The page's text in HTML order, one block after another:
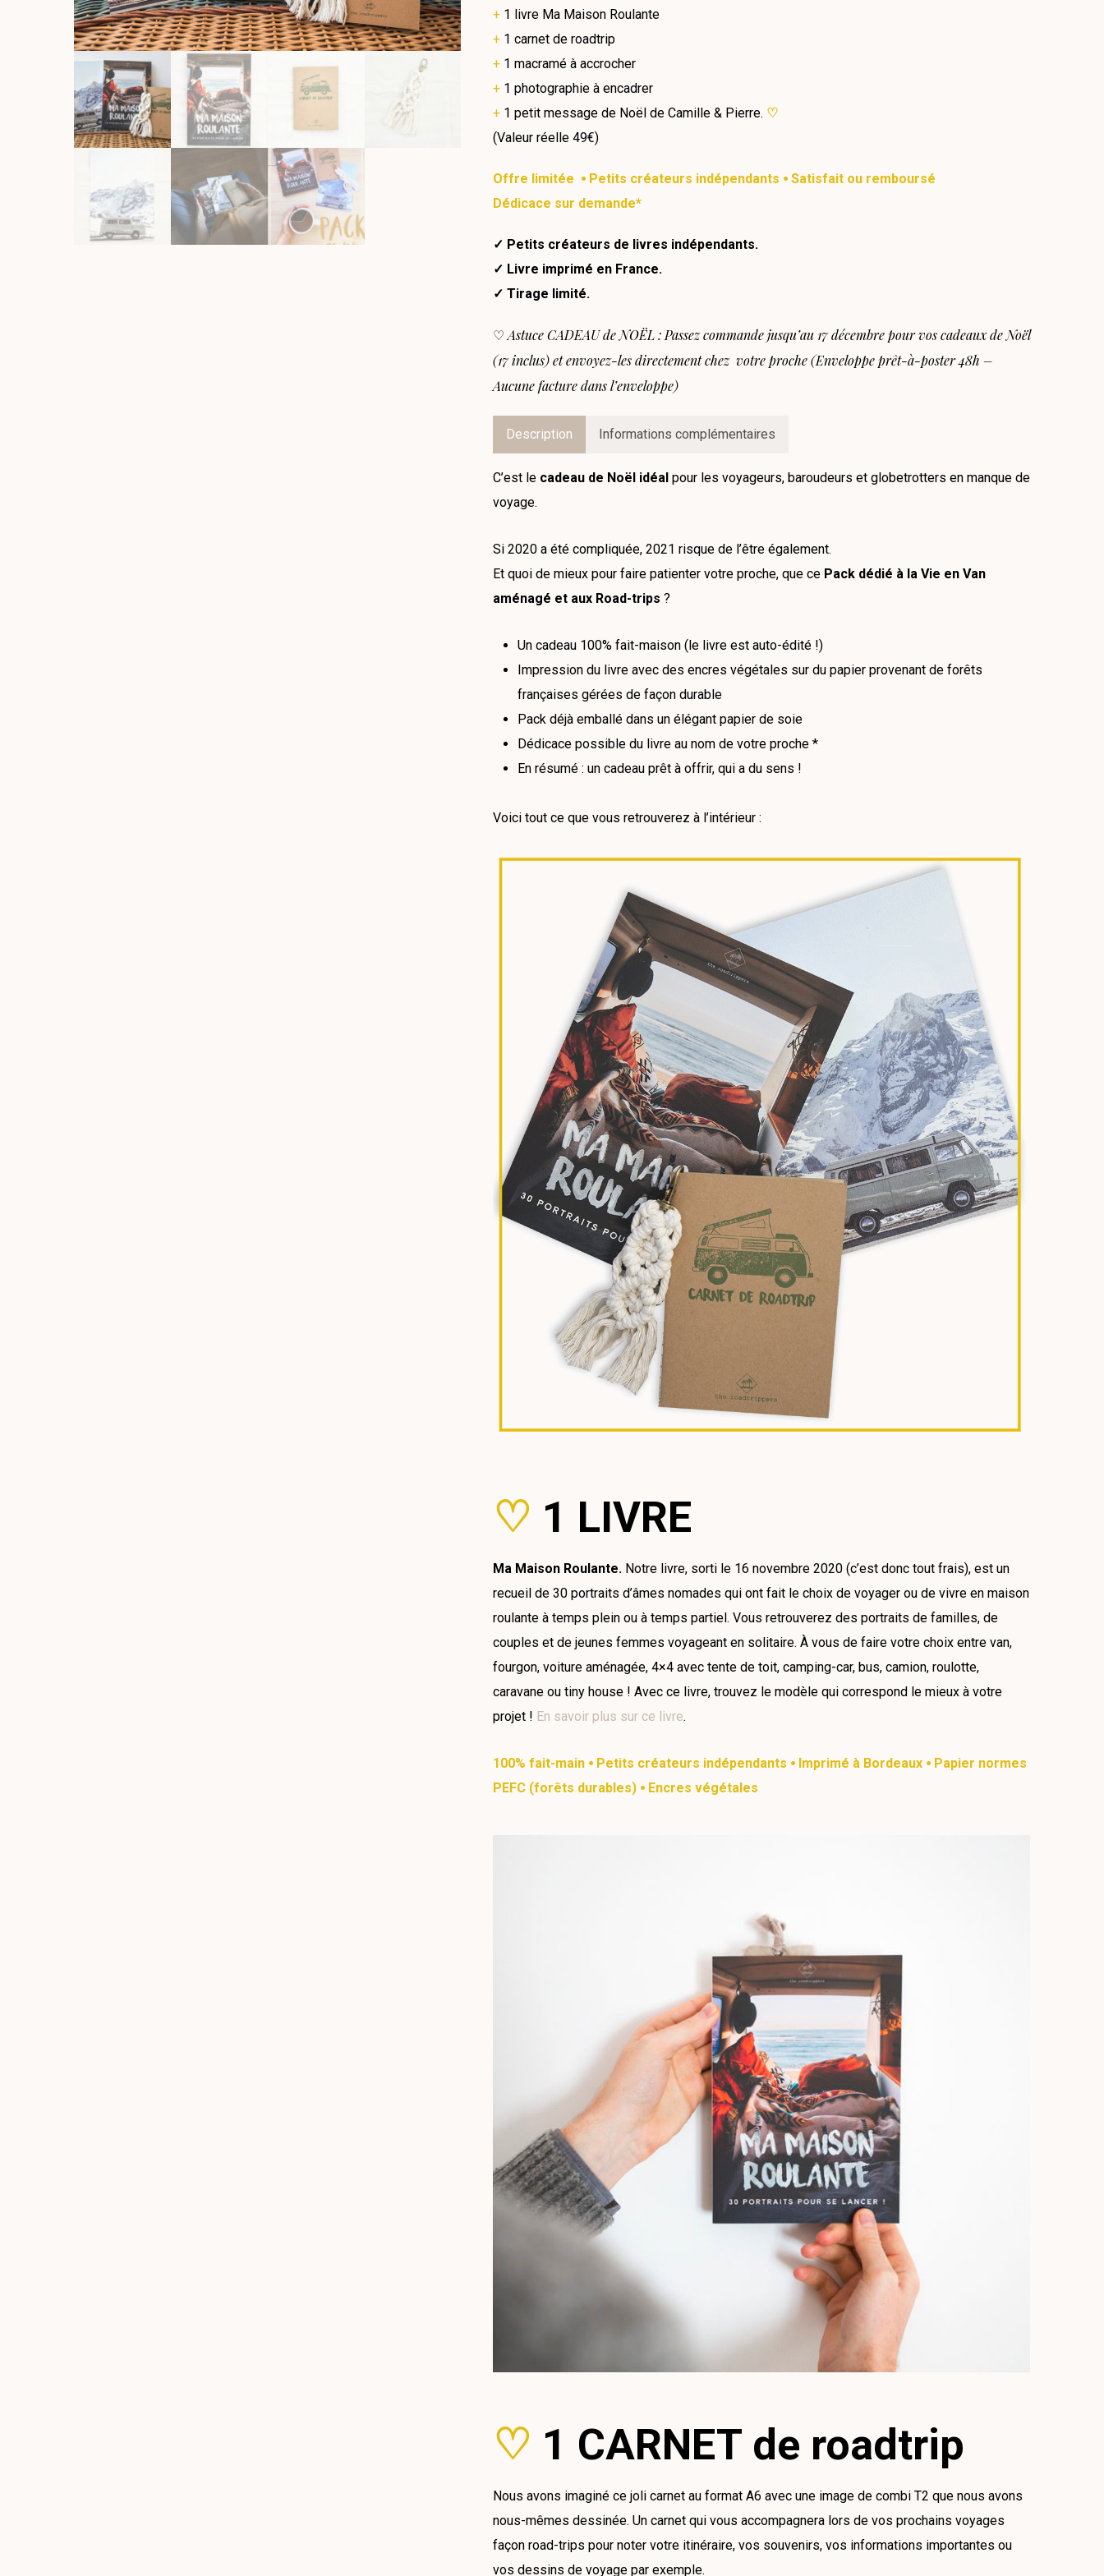
+ 1 livre Ma Maison Roulante
+1 carnet de roadtrip
+1 macramé à accrocher
+1 photographie à encadrer
+ 1 petit message de Noël de Camille & Pierre. ♡
(Valeur réelle 49€)
Offre limitée ⦁ Petits créateurs indépendants ⦁ Satisfait ou remboursé
Dédicace sur demande*
✓ Petits créateurs de livres indépendants.
✓ Livre imprimé en France.
✓ Tirage limité.
♡ Astuce CADEAU de NOËL : Passez commande jusqu’au 17 décembre pour vos cadeaux de Noël
(17 inclus) et envoyez-les directement chez votre proche (Enveloppe prêt-à-poster 48h –
Aucune facture dans l’enveloppe)
Description Informations complémentaires
C’est le cadeau de Noël idéalpour les voyageurs, baroudeurs et globetrotters en manque de
voyage.
Si 2020 a été compliquée, 2021 risque de l’être également.
Et quoi de mieux pour faire patienter votre proche, que ce Pack dédié à la Vie en Van
aménagé et aux Road-trips ?
Un cadeau 100% fait-maison (le livre est auto-édité !)
Impression du livre avec des encres végétales sur du papier provenant de forêts
françaises gérées de façon durable
Pack déjà emballé dans un élégant papier de soie
Dédicace possible du livre au nom de votre proche *
En résumé : un cadeau prêt à offrir, qui a du sens !
Voici tout ce que vous retrouverez à l’intérieur :
♡ 1 LIVRE
Ma Maison Roulante. Notre livre, sorti le 16 novembre 2020 (c’est donc tout frais), est un
recueil de 30 portraits d’âmes nomades qui ont fait le choix de voyager ou de vivre en maison
roulante à temps plein ou à temps partiel. Vous retrouverez des portraits de familles, de
couples et de jeunes femmes voyageant en solitaire. À vous de faire votre choix entre van,
fourgon, voiture aménagée, 4×4 avec tente de toit, camping-car, bus, camion, roulotte,
caravane ou tiny house ! Avec ce livre, trouvez le modèle qui correspond le mieux à votre
projet ! En savoir plus sur ce livre.
100% fait-main ⦁ Petits créateurs indépendants ⦁ Imprimé à Bordeaux ⦁ Papier normes
PEFC (forêts durables) ⦁ Encres végétales
♡ 1 CARNET de roadtrip
Nous avons imaginé ce joli carnet au format A6 avec une image de combi T2 que nous avons
nous-mêmes dessinée. Un carnet qui vous accompagnera lors de vos prochains voyages
façon road-trips pour noter votre itinéraire, vos souvenirs, vos informations importantes ou
vos dessins de voyage par exemple.